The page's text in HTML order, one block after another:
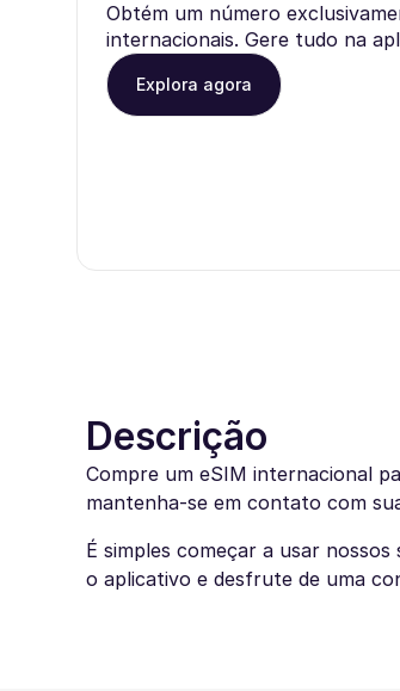
Obtém um número
internacionais. Gere tudo na
Explora agora
Descrição
Compre um eSIM internacional
mantenha-se em contato com
É simples começar a usar
o aplicativo e desfrute de uma